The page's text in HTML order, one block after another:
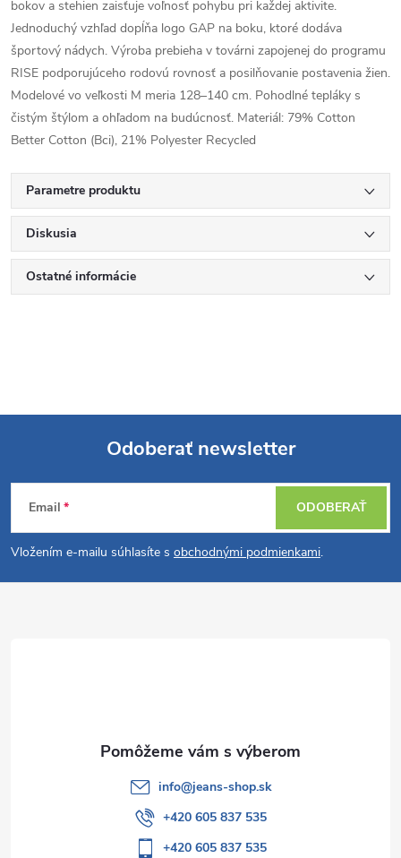
bokov a stehien zaisťuje voľnosť pohybu pri každej aktivite.
Jednoduchý vzhľad dopĺňa logo GAP na boku, ktoré dodáva
športový nádych. Výroba prebieha v továrni zapojenej do programu
RISE podporujúceho rodovú rovnosť a posilňovanie postavenia žien.
Modelové vo veľkosti M meria 128–140 cm. Pohodlné tepláky s
čistým štýlom a ohľadom na budúcnosť. Materiál: 79% Cotton
Better Cotton (Bci), 21% Polyester Recycled
Parametre produktu
Diskusia
Ostatné informácie
Z
á
p
Odoberať newsletter
Email
Vložením e-mailu súhlasíte s obchodnými podmienkami.
ODOBERAŤ
info@jeans-shop.sk
+420 605 837 535
+420 605 837 535